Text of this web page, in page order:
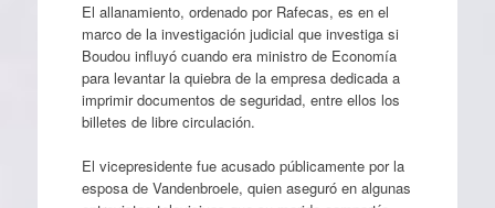
El allanamiento, ordenado por Rafecas, es en el
marco de la investigación judicial que investiga si
Boudou influyó cuando era ministro de Economía
para levantar la quiebra de la empresa dedicada a
imprimir documentos de seguridad, entre ellos los
billetes de libre circulación.
El vicepresidente fue acusado públicamente por la
esposa de Vandenbroele, quien aseguró en algunas